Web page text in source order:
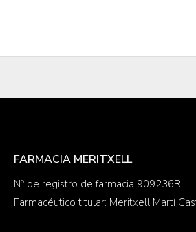
FARMACIA MERITXELL
Nº de registro de farmacia 909236R
Farmacéutico titular: Meritxell Martí